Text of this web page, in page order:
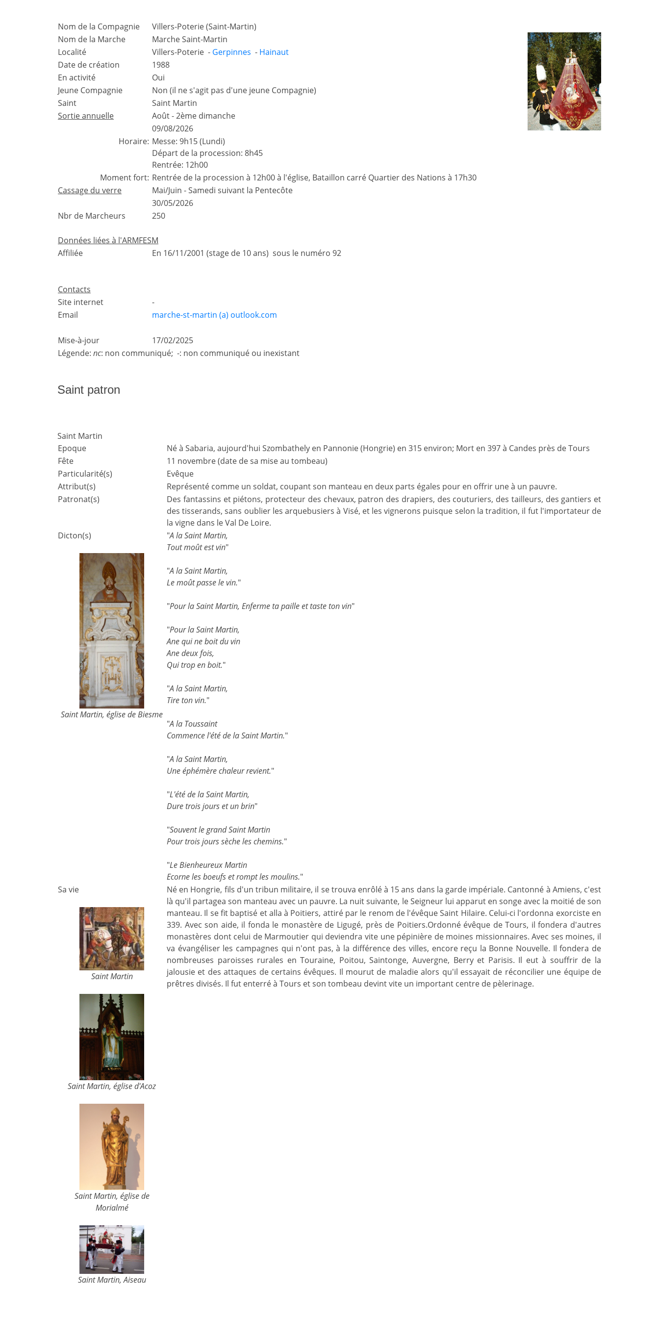
Nom de la Compagnie
Villers-Poterie (Saint-Martin)
Nom de la Marche
Marche Saint-Martin
Localité
Villers-Poterie - Gerpinnes - Hainaut
Date de création
1988
En activité
Oui
Jeune Compagnie
Non (il ne s'agit pas d'une jeune Compagnie)
Saint
Saint Martin
Sortie annuelle
Août - 2ème dimanche
09/08/2026
Horaire: Messe: 9h15 (Lundi)
Départ de la procession: 8h45
Rentrée: 12h00
Moment fort: Rentrée de la procession à 12h00 à l'église, Bataillon carré Quartier des Nations à 17h30
Cassage du verre
Mai/Juin - Samedi suivant la Pentecôte
30/05/2026
Nbr de Marcheurs
250
Données liées à l'ARMFESM
Affiliée
En 16/11/2001 (stage de 10 ans) sous le numéro 92
Contacts
Site internet
-
Email
marche-st-martin (a) outlook.com
Mise-à-jour
17/02/2025
Légende: nc: non communiqué; -: non communiqué ou inexistant
Saint patron
Saint Martin
Epoque
Né à Sabaria, aujourd'hui Szombathely en Pannonie (Hongrie) en 315 environ; Mort en 397 à Candes près de Tours
Fête
11 novembre (date de sa mise au tombeau)
Particularité(s)
Evêque
Attribut(s)
Représenté comme un soldat, coupant son manteau en deux parts égales pour en offrir une à un pauvre.
Patronat(s)
Des fantassins et piétons, protecteur des chevaux, patron des drapiers, des couturiers, des tailleurs, des gantiers et
des tisserands, sans oublier les arquebusiers à Visé, et les vignerons puisque selon la tradition, il fut l'importateur de
la vigne dans le Val De Loire.
Dicton(s)
Saint Martin, église de Biesme
"A la Saint Martin,
Tout moût est vin"
"A la Saint Martin,
Le moût passe le vin."
"Pour la Saint Martin, Enferme ta paille et taste ton vin"
"Pour la Saint Martin,
Ane qui ne boit du vin
Ane deux fois,
Qui trop en boit."
"A la Saint Martin,
Tire ton vin."
"A la Toussaint
Commence l'été de la Saint Martin."
"A la Saint Martin,
Une éphémère chaleur revient."
"L'été de la Saint Martin,
Dure trois jours et un brin"
"Souvent le grand Saint Martin
Pour trois jours sèche les chemins."
"Le Bienheureux Martin
Ecorne les boeufs et rompt les moulins."
Sa vie
Saint Martin
Saint Martin, église d'Acoz
Saint Martin, église de
Morialmé
Saint Martin, Aiseau
Né en Hongrie, fils d'un tribun militaire, il se trouva enrôlé à 15 ans dans la garde impériale. Cantonné à Amiens, c'est
là qu'il partagea son manteau avec un pauvre. La nuit suivante, le Seigneur lui apparut en songe avec la moitié de son
manteau. Il se fit baptisé et alla à Poitiers, attiré par le renom de l'évêque Saint Hilaire. Celui-ci l'ordonna exorciste en
339. Avec son aide, il fonda le monastère de Ligugé, près de Poitiers.Ordonné évêque de Tours, il fondera d'autres
monastères dont celui de Marmoutier qui deviendra vite une pépinière de moines missionnaires. Avec ses moines, il
va évangéliser les campagnes qui n'ont pas, à la différence des villes, encore reçu la Bonne Nouvelle. Il fondera de
nombreuses paroisses rurales en Touraine, Poitou, Saintonge, Auvergne, Berry et Parisis. Il eut à souffrir de la
jalousie et des attaques de certains évêques. Il mourut de maladie alors qu'il essayait de réconcilier une équipe de
prêtres divisés. Il fut enterré à Tours et son tombeau devint vite un important centre de pèlerinage.